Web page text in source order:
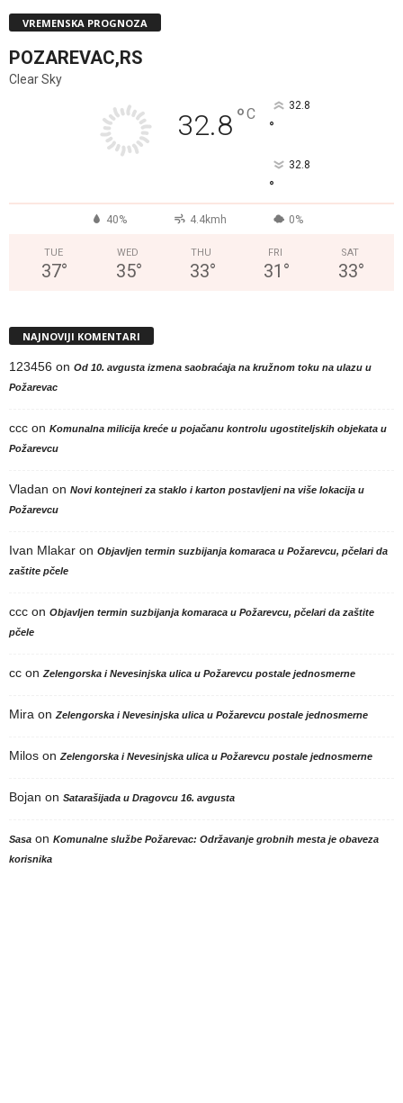
VREMENSKA PROGNOZA
POZAREVAC,RS
Clear Sky
32.8°C 32.8
°
32.8
°
40% 4.4kmh 0%
TUE
37°
WED
35°
THU
33°
FRI
31 °
SAT
33°
NAJNOVIJI KOMENTARI
123456 on Od 10. avgusta izmena saobraćaja na kružnom toku na ulazu u
Požarevac
ccc on Komunalna milicija kreće u pojačanu kontrolu ugostiteljskih objekata u
Požarevcu
Vladan on Novi kontejneri za staklo i karton postavljeni na više lokacija u
Požarevcu
Ivan Mlakar on Objavljen termin suzbijanja komaraca u Požarevcu, pčelari da
zaštite pčele
ccc on Objavljen termin suzbijanja komaraca u Požarevcu, pčelari da zaštite
pčele
cc on Zelengorska i Nevesinjska ulica u Požarevcu postale jednosmerne
Mira on Zelengorska i Nevesinjska ulica u Požarevcu postale jednosmerne
Milos on Zelengorska i Nevesinjska ulica u Požarevcu postale jednosmerne
Bojan on Satarašijada u Dragovcu 16. avgusta
Sasa on Komunalne službe Požarevac: Održavanje grobnih mesta je obaveza
korisnika